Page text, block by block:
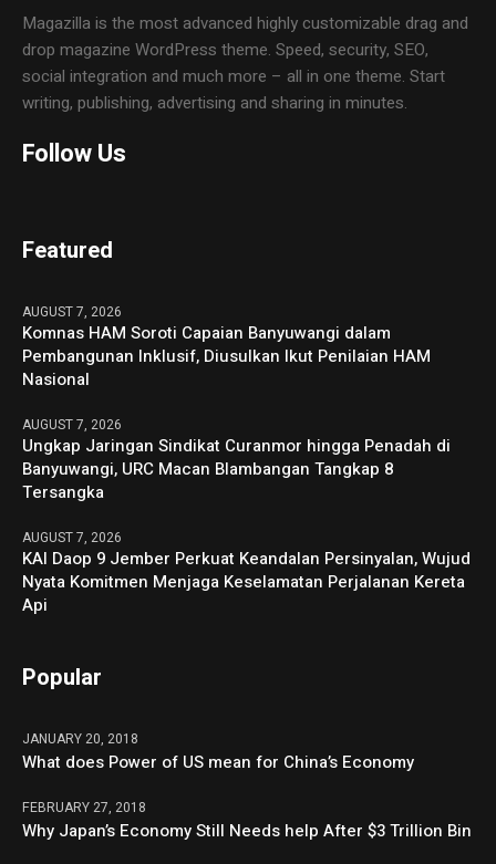
Magazilla is the most advanced highly customizable drag and
drop magazine WordPress theme. Speed, security, SEO,
social integration and much more – all in one theme. Start
writing, publishing, advertising and sharing in minutes.
Follow Us
Featured
AUGUST 7, 2026
Komnas HAM Soroti Capaian Banyuwangi dalam
Pembangunan Inklusif, Diusulkan Ikut Penilaian HAM
Nasional
AUGUST 7, 2026
Ungkap Jaringan Sindikat Curanmor hingga Penadah di
Banyuwangi, URC Macan Blambangan Tangkap 8
Tersangka
AUGUST 7, 2026
KAI Daop 9 Jember Perkuat Keandalan Persinyalan, Wujud
Nyata Komitmen Menjaga Keselamatan Perjalanan Kereta
Api
Popular
JANUARY 20, 2018
What does Power of US mean for China’s Economy
FEBRUARY 27, 2018
Why Japan’s Economy Still Needs help After $3 Trillion Bin